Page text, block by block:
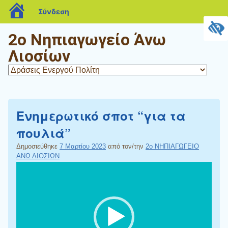
2ο Νηπιαγωγείο Άνω
Λιοσίων
Ενημερωτικό σποτ “για τα
πουλιά”
Δημοσιεύθηκε 7 Μαρτίου 2023 από τον/την 2ο ΝΗΠΙΑΓΩΓΕΙΟ
ΑΝΩ ΛΙΟΣΙΩΝ
blogs.sch.gr
Σύνδεση